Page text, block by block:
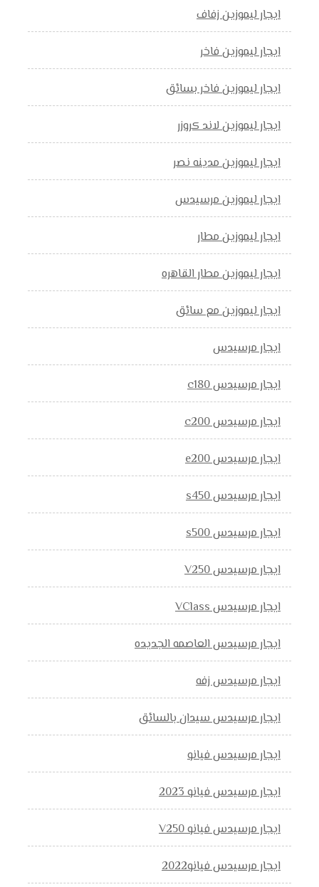
ايجار ليموزين زفاف
ايجار ليموزين فاخر
ايجار ليموزين فاخر بسائق
ايجار ليموزين لاند كروزر
ايجار ليموزين مدينه نصر
ايجار ليموزين مرسيدس
ايجار ليموزين مطار
ايجار ليموزين مطار القاهره
ايجار ليموزين مع سائق
ايجار مرسيدس
ايجار مرسيدس c180
ايجار مرسيدس c200
ايجار مرسيدس e200
ايجار مرسيدس s450
ايجار مرسيدس s500
ايجار مرسيدس V250
ايجار مرسيدس VClass
ايجار مرسيدس العاصمه الجديده
ايجار مرسيدس زفه
ايجار مرسيدس سيدان بالسائق
ايجار مرسيدس فيانو
ايجار مرسيدس فيانو 2023
ايجار مرسيدس فيانو V250
ايجار مرسيدس فيانو2022